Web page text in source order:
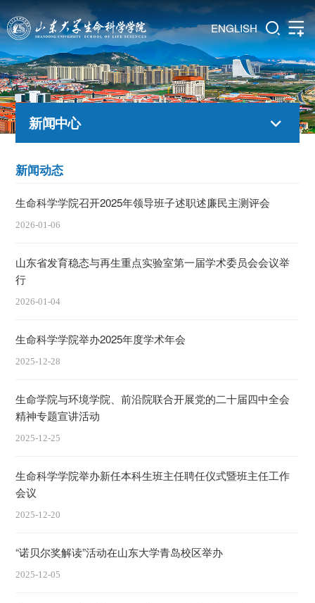
ENGLISH
新闻中心
新闻动态
生命科学学院召开2025年领导班子述职述廉民主测评会
2026-01-06
山东省发育稳态与再生重点实验室第一届学术委员会会议举
行
2026-01-04
生命科学学院举办2025年度学术年会
2025-12-28
生命学院与环境学院、前沿院联合开展党的二十届四中全会
精神专题宣讲活动
2025-12-25
生命科学学院举办新任本科生班主任聘任仪式暨班主任工作
会议
2025-12-20
“诺贝尔奖解读”活动在山东大学青岛校区举办
2025-12-05